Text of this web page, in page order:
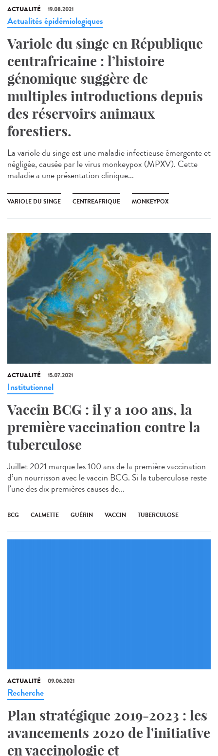
ACTUALITÉ 19.08.2021
Actualités épidémiologiques
Variole du singe en République
centrafricaine : l’histoire
génomique suggère de
multiples introductions depuis
des réservoirs animaux
forestiers.
La variole du singe est une maladie infectieuse émergente et
négligée, causée par le virus monkeypox (MPXV). Cette
maladie a une présentation clinique...
VARIOLE DU SINGE CENTREAFRIQUE MONKEYPOX
ACTUALITÉ 15.07.2021
Institutionnel
Vaccin BCG : il y a 100 ans, la
première vaccination contre la
tuberculose
Juillet 2021 marque les 100 ans de la première vaccination
d’un nourrisson avec le vaccin BCG. Si la tuberculose reste
l’une des dix premières causes de...
BCG CALMETTE GUÉRIN VACCIN TUBERCULOSE
ACTUALITÉ 09.06.2021
Recherche
Plan stratégique 2019-2023 : les
avancements 2020 de l'initiative
en vaccinologie et